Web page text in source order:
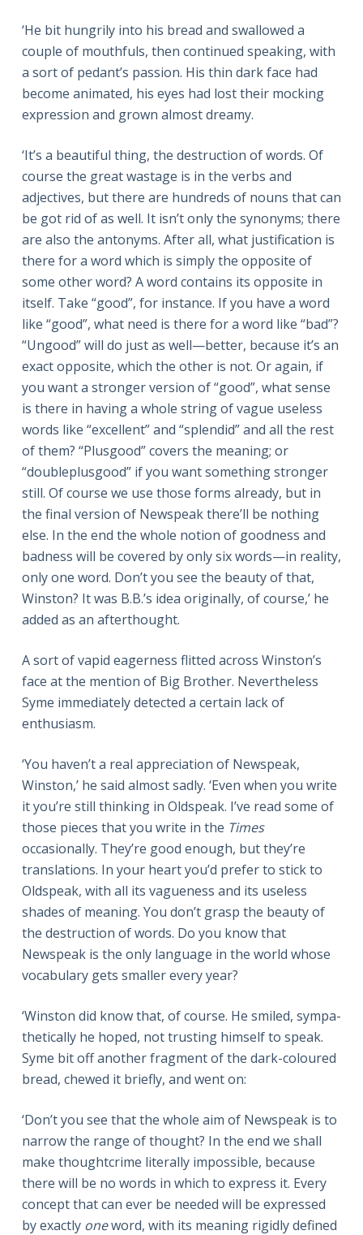
‘He bit hungrily into his bread and swallowed a
couple of mouthfuls, then continued speaking, with
a sort of pedant’s passion. His thin dark face had
become animated, his eyes had lost their mocking
expression and grown almost dreamy.
‘It’s a beautiful thing, the destruction of words. Of
course the great wastage is in the verbs and
adjectives, but there are hundreds of nouns that can
be got rid of as well. It isn’t only the synonyms; there
are also the antonyms. After all, what justification is
there for a word which is simply the opposite of
some other word? A word contains its opposite in
itself. Take “good”, for instance. If you have a word
like “good”, what need is there for a word like “bad”?
“Ungood” will do just as well—better, because it’s an
exact opposite, which the other is not. Or again, if
you want a stronger version of “good”, what sense
is there in having a whole string of vague useless
words like “excel­lent” and “splendid” and all the rest
of them? “Plusgood” covers the meaning; or
“doubleplusgood” if you want something stronger
still. Of course we use those forms already, but in
the final version of Newspeak there’ll be nothing
else. In the end the whole notion of goodness and
badness will be covered by only six words—in reality,
only one word. Don’t you see the beauty of that,
Winston? It was B.B.’s idea originally, of course,’ he
added as an afterthought.
A sort of vapid eagerness flitted across Winston’s
face at the mention of Big Brother. Nevertheless
Syme immedi­ately detected a certain lack of
enthusiasm.
‘You haven’t a real appreciation of Newspeak,
Winston,’ he said almost sadly. ‘Even when you write
it you’re still thinking in Oldspeak. I’ve read some of
those pieces that you write in the Times
occasionally. They’re good enough, but they’re
translations. In your heart you’d prefer to stick to
Oldspeak, with all its vagueness and its useless
shades of meaning. You don’t grasp the beauty of
the destruction of words. Do you know that
Newspeak is the only language in the world whose
vocabulary gets smaller every year?
‘Winston did know that, of course. He smiled, sympa­
thetically he hoped, not trusting himself to speak.
Syme bit off another fragment of the dark-coloured
bread, chewed it briefly, and went on:
‘Don’t you see that the whole aim of Newspeak is to
narrow the range of thought? In the end we shall
make thoughtcrime literally impossible, because
there will be no words in which to express it. Every
concept that can ever be needed will be expressed
by exactly oneword, with its meaning rigidly defined